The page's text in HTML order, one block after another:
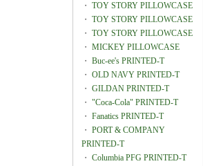
・ TOY STORY PILLOWCASE
・ TOY STORY PILLOWCASE
・ TOY STORY PILLOWCASE
・ MICKEY PILLOWCASE
・ Buc-ee's PRINTED-T
・ OLD NAVY PRINTED-T
・ GILDAN PRINTED-T
・ "Coca-Cola" PRINTED-T
・ Fanatics PRINTED-T
・ PORT & COMPANY
PRINTED-T
・ Columbia PFG PRINTED-T